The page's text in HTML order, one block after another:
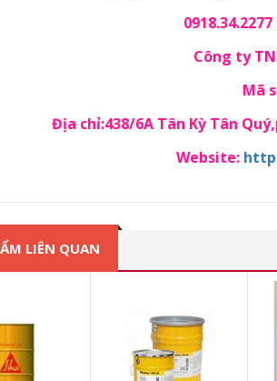
Công ty
Mã
Địa chỉ:438/6A Tân Kỳ Tân
Website:
LIÊN QUAN